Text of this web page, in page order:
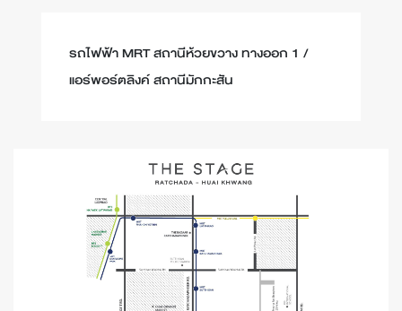
รถไฟฟ้า MRT สถานีห้วยขวาง ทางออก 1 /
แอร์พอร์ตลิงค์ สถานีมักกะสัน